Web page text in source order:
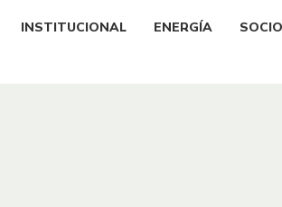
INSTITUCIONAL ENERGÍA